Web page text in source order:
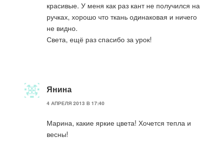
красивые. У меня как раз кант не получился на
ручках, хорошо что ткань одинаковая и ничего
не видно.
Света, ещё раз спасибо за урок!
Янина
4 АПРЕЛЯ 2013 В 17:40
Марина, какие яркие цвета! Хочется тепла и
весны!